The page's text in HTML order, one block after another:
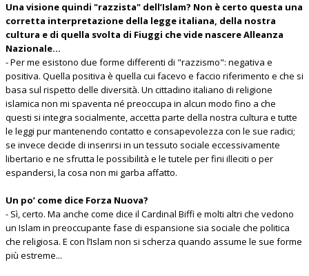
Una visione quindi "razzista" dell’Islam? Non è certo questa una
corretta interpretazione della legge italiana, della nostra
cultura e di quella svolta di Fiuggi che vide nascere Alleanza
Nazionale...
- Per me esistono due forme differenti di "razzismo": negativa e
positiva. Quella positiva è quella cui facevo e faccio riferimento e che si
basa sul rispetto delle diversità. Un cittadino italiano di religione
islamica non mi spaventa né preoccupa in alcun modo fino a che
questi si integra socialmente, accetta parte della nostra cultura e tutte
le leggi pur mantenendo contatto e consapevolezza con le sue radici;
se invece decide di inserirsi in un tessuto sociale eccessivamente
libertario e ne sfrutta le possibilità e le tutele per fini illeciti o per
espandersi, la cosa non mi garba affatto.
Un po’ come dice Forza Nuova?
- Sì, certo. Ma anche come dice il Cardinal Biffi e molti altri che vedono
un Islam in preoccupante fase di espansione sia sociale che politica
che religiosa. E con l’Islam non si scherza quando assume le sue forme
più estreme...